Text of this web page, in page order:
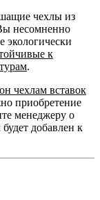
чехлы из
несомненно
экологически
к
.
чехлам вставок
приобретение
менеджеру о
добавлен к